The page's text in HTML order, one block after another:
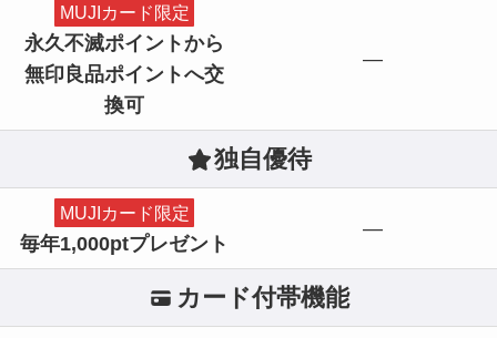
MUJIカード限定
永久不滅ポイントから
無印良品ポイントへ交
換可
—
独自優待
MUJIカード限定
毎年1,000ptプレゼント
—
カード付帯機能